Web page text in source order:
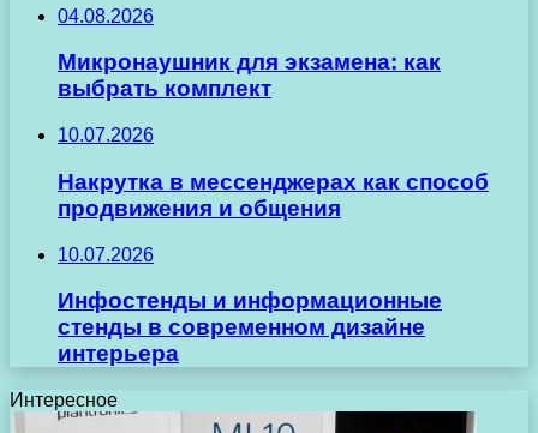
04.08.2026
Микронаушник для экзамена: как
выбрать комплект
10.07.2026
Накрутка в мессенджерах как способ
продвижения и общения
10.07.2026
Инфостенды и информационные
стенды в современном дизайне
интерьера
Интересное